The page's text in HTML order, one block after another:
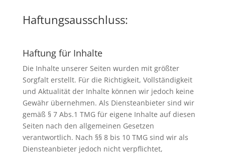
Haftungsausschluss:
Haftung für Inhalte
Die Inhalte unserer Seiten wurden mit größter
Sorgfalt erstellt. Für die Richtigkeit, Vollständigkeit
und Aktualität der Inhalte können wir jedoch keine
Gewähr übernehmen. Als Diensteanbieter sind wir
gemäß § 7 Abs.1 TMG für eigene Inhalte auf diesen
Seiten nach den allgemeinen Gesetzen
verantwortlich. Nach §§ 8 bis 10 TMG sind wir als
Diensteanbieter jedoch nicht verpflichtet,